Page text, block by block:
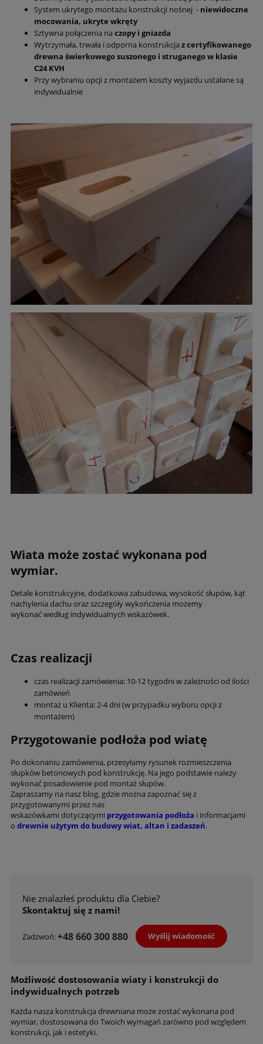
System ukrytego montażu konstrukcji nośnej - niewidoczne
mocowania, ukryte wkręty
Sztywna połączenia naczopy i gniazda
Wytrzymała, trwała i odporna konstrukcjazcertyfikowanego
drewna świerkowego suszonego i struganego w klasie
C24 KVH
Przy wybraniu opcji z montażem koszty wyjazdu ustalane są
indywidualnie
Wiata może zostać wykonana pod
wymiar.
Detale konstrukcyjne, dodatkowa zabudowa, wysokość słupów, kąt
nachylenia dachu oraz szczegóły wykończenia możemy
wykonać według indywidualnych wskazówek.
Czas realizacji
czas realizacji zamówienia: 10-12 tygodni w zależności od ilości
zamówień
montaż u Klienta: 2-4 dni (w przypadku wyboru opcji z
montażem)
Przygotowanie podłoża pod wiatę
Po dokonaniu zamówienia, przesyłamy rysunek rozmieszczenia
słupków betonowych pod konstrukcję. Na jego podstawie należy
wykonać posadowienie pod montaż słupów.
Zapraszamy na nasz blog, gdzie można zapoznać się z
przygotowanymi przez nas
wskazówkami dotyczącymi przygotowania podłoża i informacjami
odrewnie użytym do budowy wiat, altan i zadaszeń.
Nie znalazłeś produktu dla Ciebie?
Skontaktuj się z nami!
Zadzwoń:+48 660 300 880 Wyślij wiadomość
Możliwość dostosowania wiaty i konstrukcji do
indywidualnych potrzeb
Każda nasza konstrukcja drewniana może zostać wykonana pod
wymiar, dostosowana do Twoich wymagań zarówno pod względem
konstrukcji, jak i estetyki.